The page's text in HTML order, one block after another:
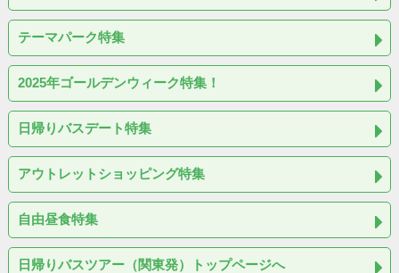
テーマパーク特集
2025年ゴールデンウィーク特集！
日帰りバスデート特集
アウトレットショッピング特集
自由昼食特集
日帰りバスツアー（関東発）トップページへ